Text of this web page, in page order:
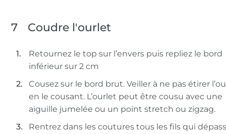
7 Coudre l'ourlet
Retournez le top sur l’envers puis repliez le bord
inférieur sur 2 cm
Cousez sur le bord brut. Veiller à ne pas étirer
en le cousant. L’ourlet peut être cousu avec une
aiguille jumelée ou un point stretch ou zigzag.
Rentrez dans les coutures tous les fils qui